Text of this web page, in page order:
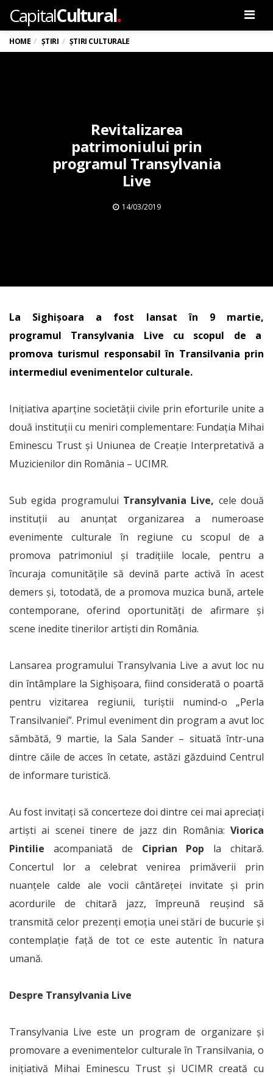
CapitalCultural.
HOME ȘTIRI ȘTIRI CULTURALE
Revitalizarea
patrimoniului prin
programul Transylvania
Live
14/03/2019
La Sighișoara a fost lansat în 9 martie,
programul Transylvania Live cu scopul de a
promova turismul responsabil în Transilvania prin
intermediul evenimentelor culturale.
Inițiativa aparține societății civile prin eforturile unite a
două instituții cu meniri complementare: Fundația Mihai
Eminescu Trust și Uniunea de Creație Interpretativă a
Muzicienilor din România – UCIMR.
Sub egida programului Transylvania Live, cele două
instituții au anunțat organizarea a numeroase
evenimente culturale în regiune cu scopul de a
promova patrimoniul și tradițiile locale, pentru a
încuraja comunitățile să devină parte activă în acest
demers și, totodată, de a promova muzica bună, artele
contemporane, oferind oportunități de afirmare și
scene inedite tinerilor artiști din România.
Lansarea programului Transylvania Live a avut loc nu
din întâmplare la Sighișoara, fiind considerată o poartă
pentru vizitarea regiunii, turiștii numind-o „Perla
Transilvaniei”. Primul eveniment din program a avut loc
sâmbătă, 9 martie, la Sala Sander – situată într-una
dintre căile de acces în cetate, astăzi găzduind Centrul
de informare turistică.
Au fost invitați să concerteze doi dintre cei mai apreciați
artiști ai scenei tinere de jazz din România: Viorica
Pintilie acompaniată de Ciprian Pop la chitară.
Concertul lor a celebrat venirea primăverii prin
nuanțele calde ale vocii cântăreței invitate și prin
acordurile de chitară jazz, împreună reușind să
transmită celor prezenți emoția unei stări de bucurie și
contemplație față de tot ce este autentic în natura
umană.
Despre Transylvania Live
Transylvania Live este un program de organizare și
promovare a evenimentelor culturale în Transilvania, o
inițiativă Mihai Eminescu Trust și UCIMR creată cu